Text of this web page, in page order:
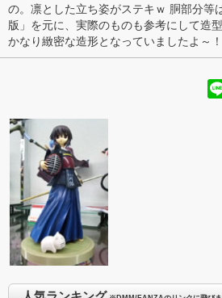
の。 凛とした立ち姿がステキｗ 胴部分等
版」を元に、実際のものも参考にして造
かなり緻密な造形となっていましたよ～！